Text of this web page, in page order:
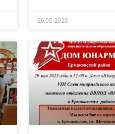
26.05.2025